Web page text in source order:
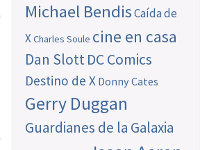
Michael BendisCaída de
XCharles Soule cine en casa
Dan SlottDC Comics
Destino de X Donny Cates
Gerry Duggan
Guardianes de la Galaxia